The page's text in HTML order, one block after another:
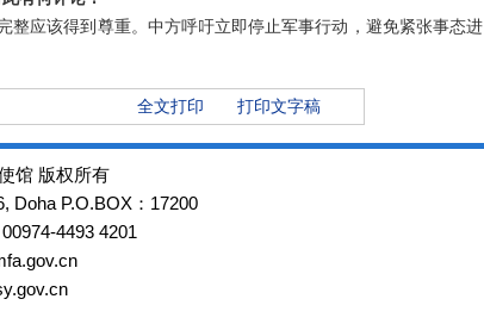
应该得到尊重。中方呼吁立即停止军事行动，避免紧张事态进
全文打印 打印文字稿
馆 版权所有
Doha P.O.BOX：17200
00974-4493 4201